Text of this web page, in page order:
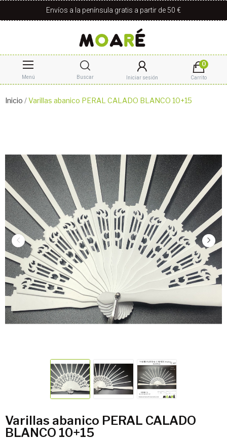
Envíos a la península gratis a partir de 50 €
Menú Buscar Iniciar sesión
0
Carrito
Inicio Varillas abanico PERAL CALADO BLANCO 10+15
Varillas abanico PERAL CALADO
BLANCO 10+15